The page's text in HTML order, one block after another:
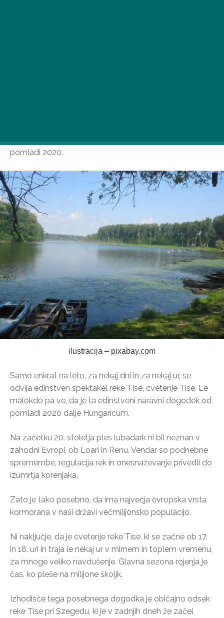
edinstven spektakel, temveč tudi Hungaricum od
pomladi 2020.
ilustracija – pixabay.com
Samo enkrat na leto, za nekaj dni in za nekaj ur, se
odvija edinstven spektakel reke Tise, cvetenje Tise. Le
malokdo pa ve, da je ta edinstveni naravni dogodek od
pomladi 2020 dalje Hungaricum.
Na začetku 20. stoletja ples lubadark ni bil neznan v
zahodni Evropi, ob Loari in Renu. Vendar so podnebne
spremembe, regulacija rek in onesnaževanje privedli do
izumrtja korenjaka.
Zato je tako posebno, da ima največja evropska vrsta
kormorana v naši državi večmilijonsko populacijo.
Ni naključje, da je cvetenje reke Tise, ki se začne ob 17.
in 18. uri in traja le nekaj ur v mirnem in toplem vremenu,
za mnoge veliko navdušenje. Glavna sezona rojenja je
čas, ko pleše na milijone školjk.
Izhodišče tega posebnega dogodka je običajno odsek
reke Tise pri Szegedu, ki je v zadnjih dneh že začel